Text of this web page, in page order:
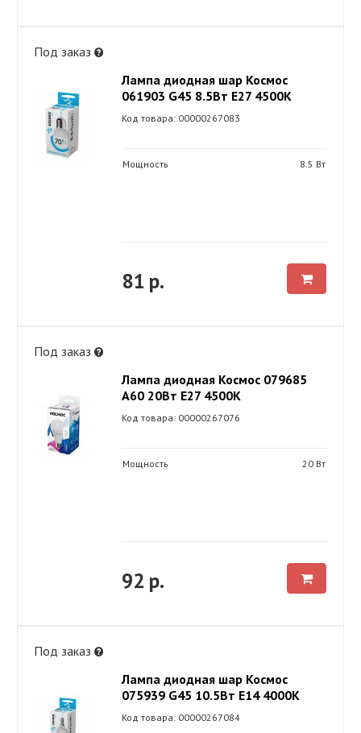
Под заказ
Лампа диодная шар Космос
061903 G45 8.5Вт Е27 4500К
Код товара: 00000267083
Мощность 8.5 Вт
81 р.
Под заказ
Лампа диодная Космос 079685
А60 20Вт Е27 4500К
Код товара: 00000267076
Мощность 20 Вт
92 р.
Под заказ
Лампа диодная шар Космос
075939 G45 10.5Вт Е14 4000К
Код товара: 00000267084